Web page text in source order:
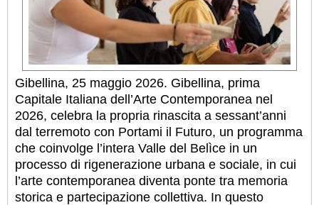
Gibellina, 25 maggio 2026. Gibellina, prima
Capitale Italiana dell’Arte Contemporanea nel
2026, celebra la propria rinascita a sessant’anni
dal terremoto con Portami il Futuro, un programma
che coinvolge l’intera Valle del Belìce in un
processo di rigenerazione urbana e sociale, in cui
l’arte contemporanea diventa ponte tra memoria
storica e partecipazione collettiva. In questo